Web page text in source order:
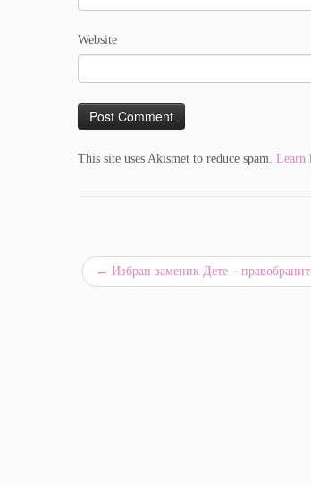
Website
This site uses Akismet to reduce spam. Learn
← Избран заменик Дете –